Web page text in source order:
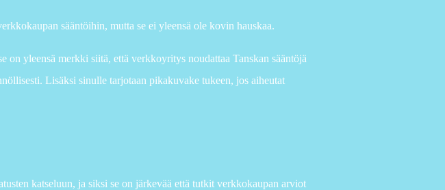
sääntöihin, mutta se ei yleensä ole kovin hauskaa.
yleensä merkki siitä, että verkkoyritys noudattaa Tanskan sääntöjä
Lisäksi sinulle tarjotaan pikakuvake tukeen, jos aiheutat
katseluun, ja siksi se on järkevää että tutkit verkkokaupan arviot